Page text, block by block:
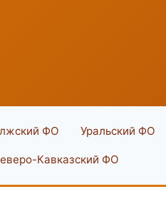
ФО Уральский ФО
Кавказский ФО